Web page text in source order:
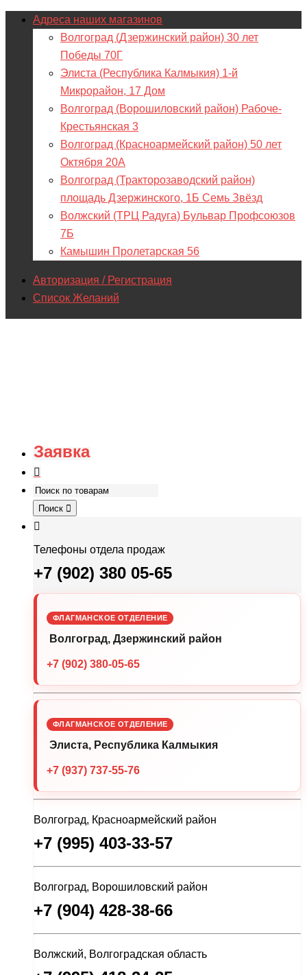
Адреса наших магазинов
Волгоград (Дзержинский район) 30 лет
Победы 70Г
Элиста (Республика Калмыкия) 1-й
Микрорайон, 17 Дом
Волгоград (Ворошиловский район) Рабоче-
Крестьянская 3
Волгоград (Красноармейский район) 50 лет
Октября 20А
Волгоград (Тракторозаводский район)
площадь Дзержинского, 1Б Семь Звёзд
Волжский (ТРЦ Радуга) Бульвар Профсоюзов
7Б
Камышин Пролетарская 56
Авторизация / Регистрация
Список Желаний
Заявка
Поиск
Телефоны отдела продаж
+7 (902) 380 05-65
ФЛАГМАНСКОЕ ОТДЕЛЕНИЕ
Волгоград, Дзержинский район
+7 (902) 380-05-65
ФЛАГМАНСКОЕ ОТДЕЛЕНИЕ
Элиста, Республика Калмыкия
+7 (937) 737-55-76
Волгоград, Красноармейский район
+7 (995) 403-33-57
Волгоград, Ворошиловский район
+7 (904) 428-38-66
Волжский, Волгоградская область